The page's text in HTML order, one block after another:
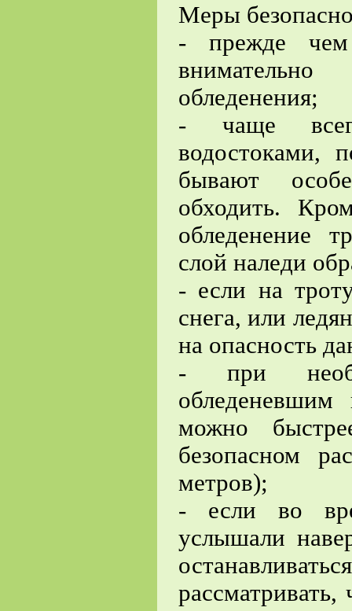
Меры
- прежде чем
обледенения;
- чаще
водостоками,
бывают
обходить.
обледенение
слой наледи
- если на
снега, или
на опасность
- при
обледеневшим
можно
безопасном
метров);
- если во
услышали